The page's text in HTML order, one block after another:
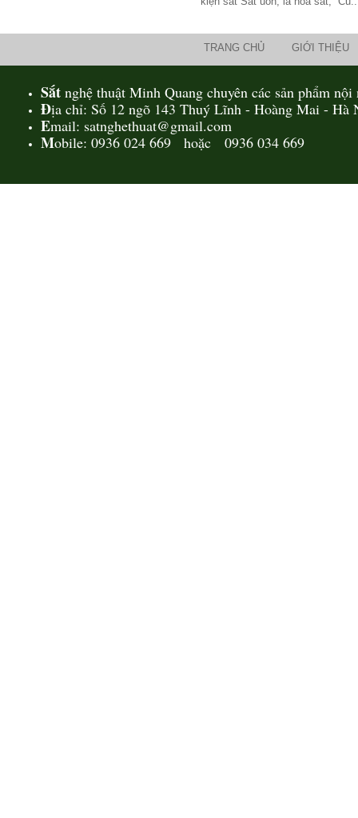
TRANG CHỦ GIỚI THIỆU
Sắt nghệ thuật Minh Quang chuyên các sản phẩm
Địa chỉ: Số 12 ngõ 143 Thuý Lĩnh - Hoàng Mai - Hà
Email: satnghethuat@gmail.com
Mobile: 0936 024 669 hoặc 0936 034 669